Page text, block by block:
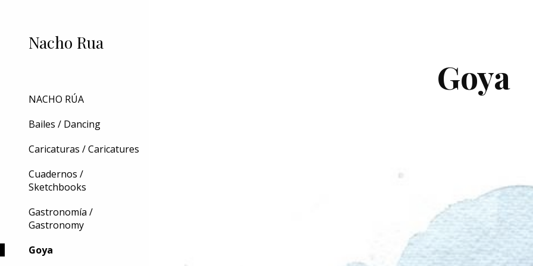
Nacho Rua
NACHO RÚA
Bailes / Dancing
Caricaturas / Caricatures
Cuadernos /
Sketchbooks
Gastronomía /
Gastronomy
Goya
Goya